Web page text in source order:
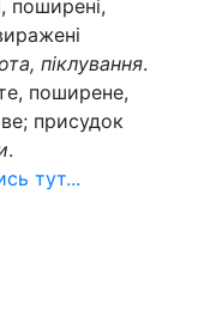
поширені,
піклування.
поширене,
присудок
.
тут...